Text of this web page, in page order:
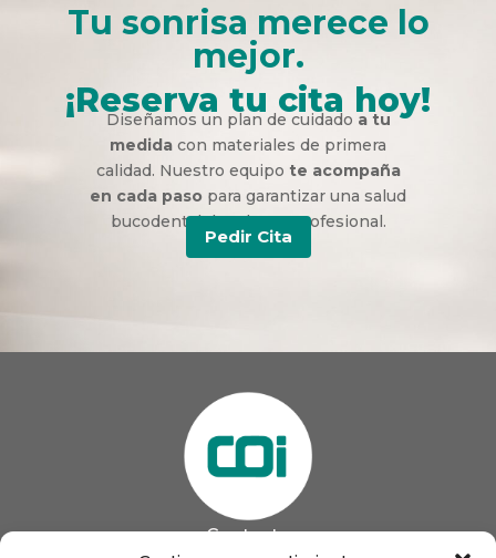
Tu sonrisa merece lo
mejor.
¡Reserva tu cita hoy!
Diseñamos un plan de cuidado a tu
medida con materiales de primera
calidad. Nuestro equipo te acompaña
en cada paso para garantizar una salud
bucodental duradera y profesional.
Pedir Cita
Contacto